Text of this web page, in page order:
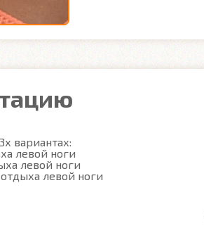
вариантах:
левой ноги
левой ноги
левой ноги